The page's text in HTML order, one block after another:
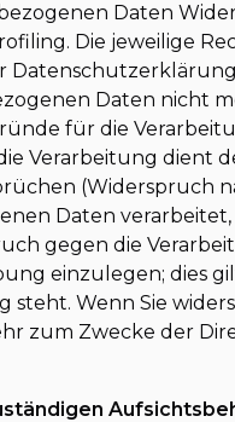
Daten
Die jeweilige
Daten nicht
für die
Verarbeitung dient
(Widerspruch
Daten
gegen die
einzulegen; dies
Wenn Sie
zum Zwecke der